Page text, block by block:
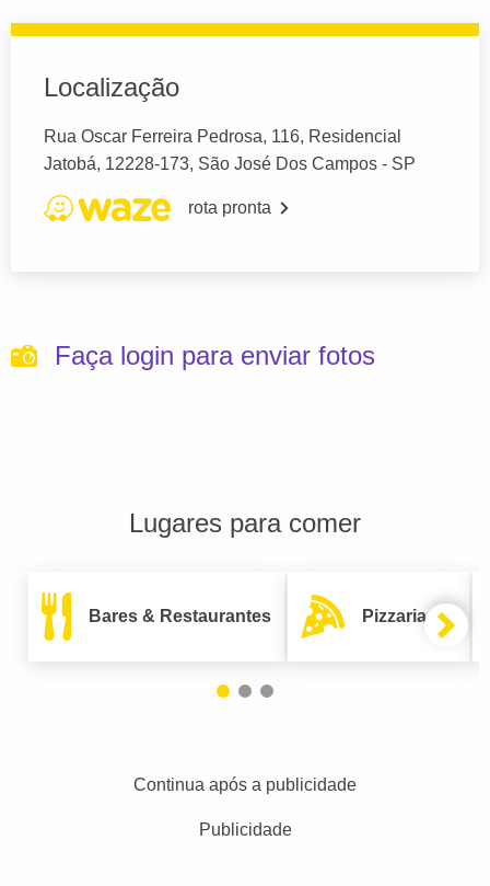
Localização
Rua Oscar Ferreira Pedrosa, 116, Residencial
Jatobá, 12228-173, São José Dos Campos - SP
rota pronta
Faça login para enviar fotos
Lugares para comer
Bares & Restaurantes Pizzarias
Continua após a publicidade
Publicidade